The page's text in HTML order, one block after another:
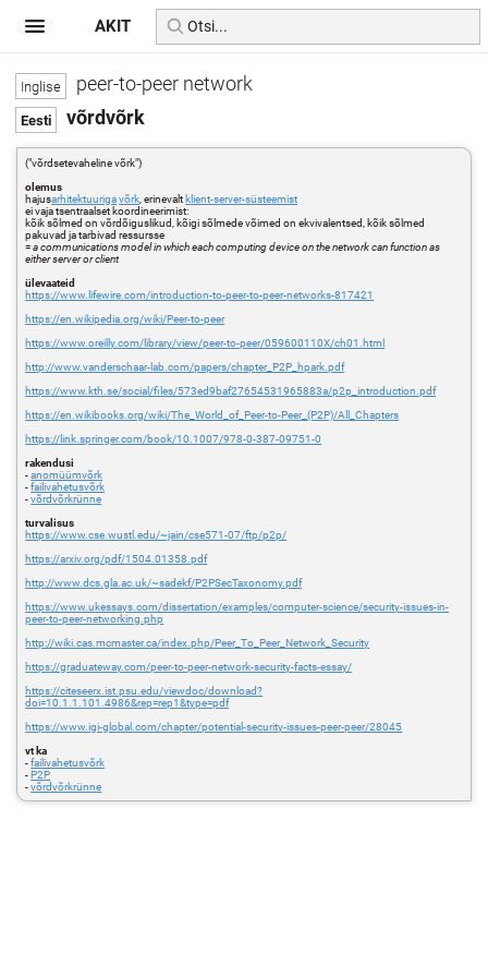
peer-to-peer network
võrdvõrk
("võrdsetevaheline võrk")
olemus
hajusarhitektuurigavõrk , erinevalt klient-server-süsteemist
ei vaja tsentraalset koordineerimist:
kõik sõlmed on võrdõiguslikud, kõigi sõlmede võimed on ekvivalentsed, kõik sõlmed
pakuvad ja tarbivad ressursse
=a communications model in which each computing device on the network can function as
either server or client
ülevaateid
https://www.lifewire.com/introduction-to-peer-to-peer-networks-817421
https://en.wikipedia.org/wiki/Peer-to-peer
https://www.oreilly.com/library/view/peer-to-peer/059600110X/ch01.html
http://www.vanderschaar-lab.com/papers/chapter_P2P_hpark.pdf
https://www.kth.se/social/files/573ed9baf27654531965883a/p2p_introduction.pdf
https://en.wikibooks.org/wiki/The_World_of_Peer-to-Peer_(P2P)/All_Chapters
https://link.springer.com/book/10.1007/978-0-387-09751-0
rakendusi
-anomüümvõrk
-failivahetusvõrk
-võrdvõrkrünne
turvalisus
https://www.cse.wustl.edu/~jain/cse571-07/ftp/p2p/
https://arxiv.org/pdf/1504.01358.pdf
http://www.dcs.gla.ac.uk/~sadekf/P2PSecTaxonomy.pdf
https://www.ukessays.com/dissertation/examples/computer-science/security-issues-in-
peer-to-peer-networking.php
http://wiki.cas.mcmaster.ca/index.php/Peer_To_Peer_Network_Security
https://graduateway.com/peer-to-peer-network-security-facts-essay/
https://citeseerx.ist.psu.edu/viewdoc/download?
doi=10.1.1.101.4986&rep=rep1&type=pdf
https://www.igi-global.com/chapter/potential-security-issues-peer-peer/28045
vt ka
-failivahetusvõrk
-P2P
-võrdvõrkrünne
AKIT